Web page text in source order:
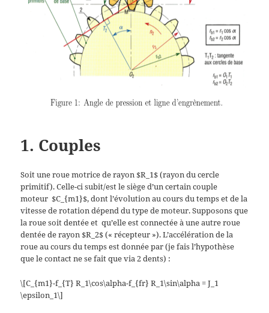
1. Couples
Soit une roue motrice de rayon $R_1$ (rayon du cercle
primitif). Celle-ci subit/est le siège d’un certain couple
moteur $C_{m1}$, dont l’évolution au cours du temps et de la
vitesse de rotation dépend du type de moteur. Supposons que
la roue soit dentée et qu’elle est connectée à une autre roue
dentée de rayon $R_2$ (« récepteur »). L’accélération de la
roue au cours du temps est donnée par (je fais l’hypothèse
que le contact ne se fait que via 2 dents) :
\[C_{m1}-f_{T} R_1\cos\alpha-f_{fr} R_1\sin\alpha = J_1
\epsilon_1\]